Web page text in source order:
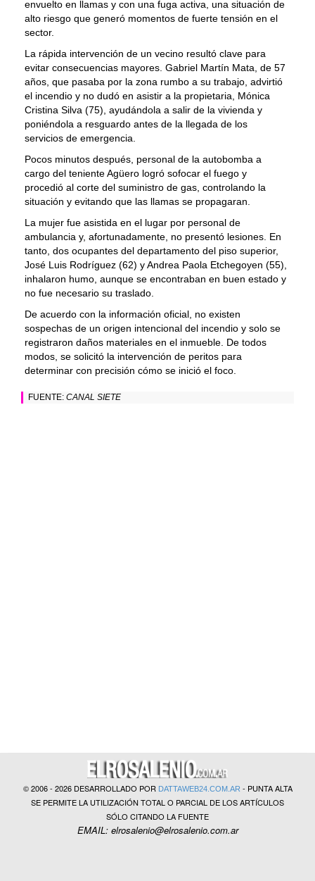
envuelto en llamas y con una fuga activa, una situación de
alto riesgo que generó momentos de fuerte tensión en el
sector.
La rápida intervención de un vecino resultó clave para
evitar consecuencias mayores. Gabriel Martín Mata, de 57
años, que pasaba por la zona rumbo a su trabajo, advirtió
el incendio y no dudó en asistir a la propietaria, Mónica
Cristina Silva (75), ayudándola a salir de la vivienda y
poniéndola a resguardo antes de la llegada de los
servicios de emergencia.
Pocos minutos después, personal de la autobomba a
cargo del teniente Agüero logró sofocar el fuego y
procedió al corte del suministro de gas, controlando la
situación y evitando que las llamas se propagaran.
La mujer fue asistida en el lugar por personal de
ambulancia y, afortunadamente, no presentó lesiones. En
tanto, dos ocupantes del departamento del piso superior,
José Luis Rodríguez (62) y Andrea Paola Etchegoyen (55),
inhalaron humo, aunque se encontraban en buen estado y
no fue necesario su traslado.
De acuerdo con la información oficial, no existen
sospechas de un origen intencional del incendio y solo se
registraron daños materiales en el inmueble. De todos
modos, se solicitó la intervención de peritos para
determinar con precisión cómo se inició el foco.
FUENTE: CANAL SIETE
© 2006 - 2026 DESARROLLADO POR DATTAWEB24.COM.AR- PUNTA ALTA
SE PERMITE LA UTILIZACIÓN TOTAL O PARCIAL DE LOS ARTÍCULOS
SÓLO CITANDO LA FUENTE
EMAIL: elrosalenio@elrosalenio.com.ar